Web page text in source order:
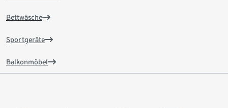
Bettwäsche
Sportgeräte
Balkonmöbel